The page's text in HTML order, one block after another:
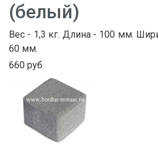
(белый)
Вес - 1,3 кг. Длина - 100 мм.
60 мм.
660 руб.